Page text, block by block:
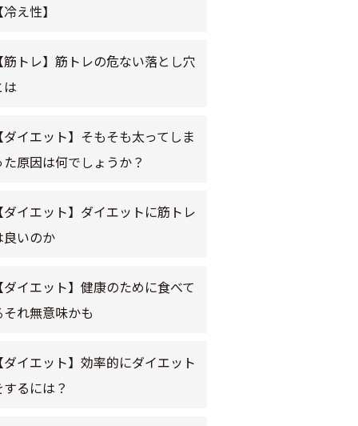
え性】
筋トレ】筋トレの危ない落とし穴
は
ダイエット】そもそも太ってしま
た原因は何でしょうか？
ダイエット】ダイエットに筋トレ
良いのか
ダイエット】健康のために食べて
それ無意味かも
ダイエット】効率的にダイエット
するには？